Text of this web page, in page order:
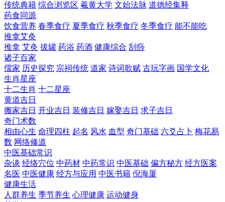
传统典籍 综合浏览区 羲黄大学 文始法脉 道德经集释
药食同源
饮食营养 春季食疗 夏季食疗 秋季食疗 冬季食疗 能不能吃
推拿艾灸
推拿 艾灸 拔罐 药浴 药酒 健康综合 刮痧
诸子百家
儒家 历史探究 宗祠传统 道家 诗词歌赋 古玩字画 国学文化
生肖星座
十二生肖 十二星座
黄道吉日
搬家吉日 开业吉日 装修吉日 嫁娶吉日 求子吉日
奇门术数
相由心生 命理四柱 起名 风水 血型 奇门基础 六爻占卜 梅花易
数 网络修道
中医基础常识
杂谈 经络穴位 中药材 中药常识 中医基础 偏方秘方 经方医案
名医 中医健康 经方与应用 中医书籍 倪海厦
健康生活
人群养生 季节养生 心理健康 运动健身